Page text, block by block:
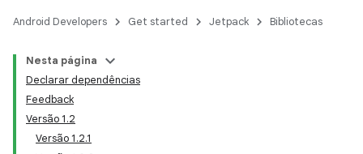
Android Developers Get started Jetpack Bibliotecas
Nesta página
Declarar dependências
Feedback
Versão 1.2
Versão 1.2.1